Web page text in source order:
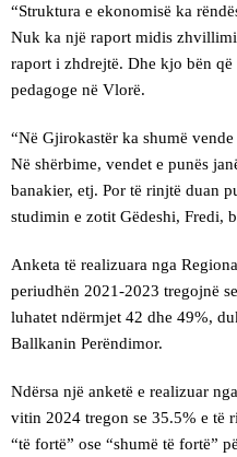
“Struktura e ekonomisë ka
Nuk ka një raport midis
raport i zhdrejtë. Dhe kjo bën
pedagoge në Vlorë.
“Në Gjirokastër ka shumë
Në shërbime, vendet e punës
banakier, etj. Por të rinjtë duan
studimin e zotit Gëdeshi, Fredi,
Anketa të realizuara nga
periudhën 2021-2023 tregojnë
luhatet ndërmjet 42 dhe 49%,
Ballkanin Perëndimor.
Ndërsa një anketë e realizuar
vitin 2024 tregon se 35.5% e të
“të fortë” ose “shumë të fortë”